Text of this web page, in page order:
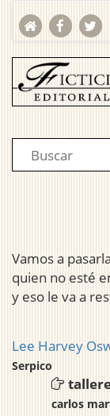
Vamos a
quien no esté
y eso le va a
Lee Harvey
Serpico
carlos